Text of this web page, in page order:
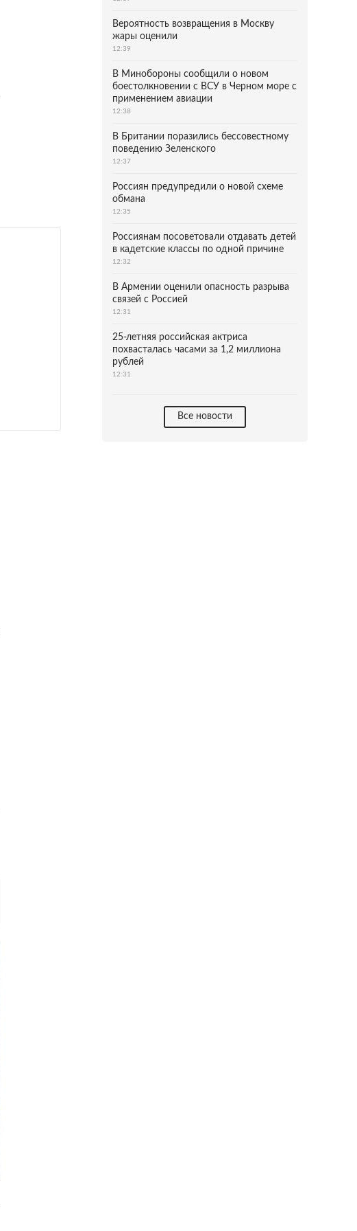
Вероятность возвращения в Москву
жары оценили
12:39
В Минобороны сообщили о новом
боестолкновении с ВСУ в Черном море с
применением авиации
12:38
В Британии поразились бессовестному
поведению Зеленского
12:37
Россиян предупредили о новой схеме
обмана
12:35
Россиянам посоветовали отдавать детей
в кадетские классы по одной причине
12:32
В Армении оценили опасность разрыва
связей с Россией
12:31
25-летняя российская актриса
похвасталась часами за 1,2 миллиона
рублей
12:31
Все новости